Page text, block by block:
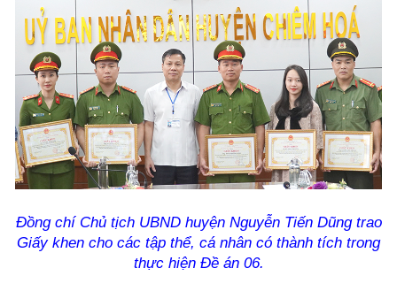
Đồng chí Chủ tịch UBND huyện Nguyễn Tiến Dũng trao
Giấy khen cho các tập thể, cá nhân có thành tích trong
thực hiện Đề án 06.